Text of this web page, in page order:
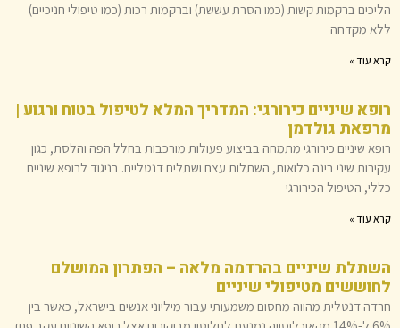
הליכים ברקמות קשות (כמו הסרת עששת) וברקמות רכות (כמו טיפולי חניכיים)
ללא מקדחה
קרא עוד »
רופא שיניים כירורגי: המדריך המלא לטיפול בטוח ורגוע |
מרפאת גולדמן
רופא שיניים כירורגי מתמחה בביצוע פעולות מורכבות בחלל הפה והלסת, כגון
עקירות שיני בינה כלואות, השתלות עצם ושתלים דנטליים. בניגוד לרופא שיניים
כללי, הטיפול הכירורגי
קרא עוד »
השתלת שיניים בהרדמה מלאה – הפתרון המושלם
לחוששים מטיפולי שיניים
חרדה דנטלית מהווה מחסום משמעותי עבור מיליוני אנשים בישראל, כאשר בין